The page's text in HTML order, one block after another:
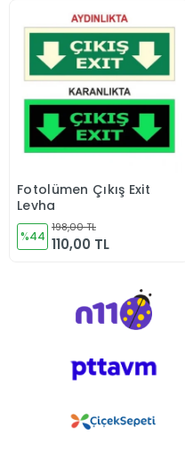
Sepete Ekle
Fotolümen Çıkış Exit
Levha
%44
198,00 TL
110,00 TL